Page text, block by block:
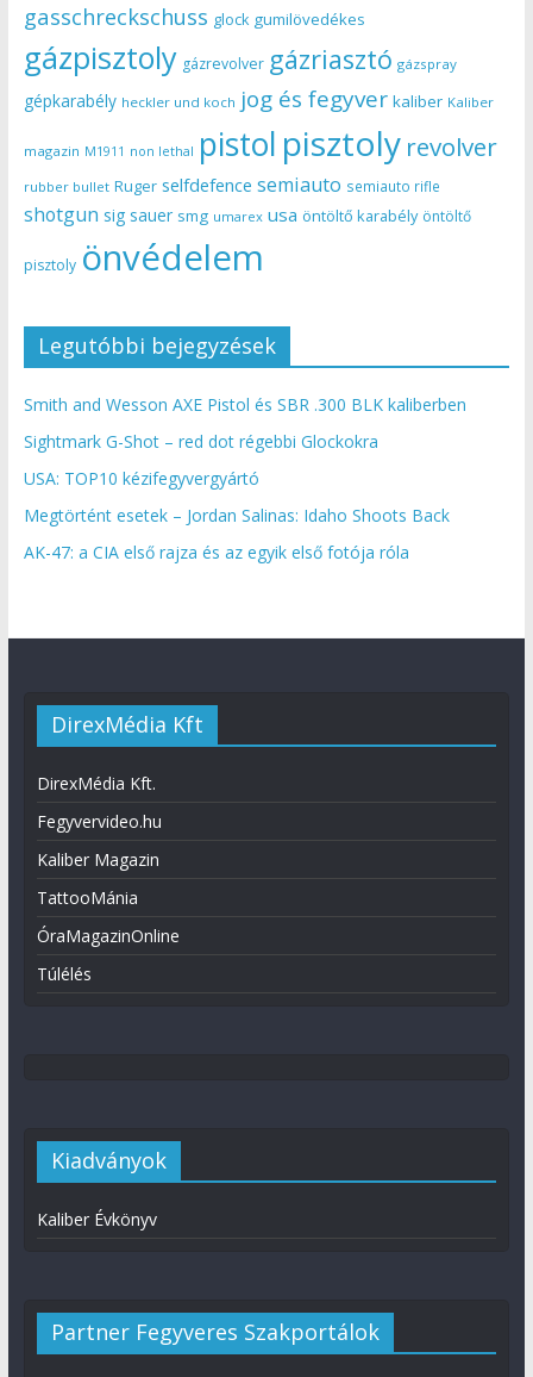
gasschreckschuss glock gumilövedékes
gázpisztoly gázrevolver gázriasztó gázspray
gépkarabély heckler und koch jog és fegyver kaliber Kaliber
magazin M1911 non lethal pistol pisztoly revolver
rubber bullet Ruger selfdefence semiauto semiauto rifle
shotgun sig sauer smg umarex usa öntöltő karabély öntöltő
pisztoly önvédelem
Legutóbbi bejegyzések
Smith and Wesson AXE Pistol és SBR .300 BLK kaliberben
Sightmark G-Shot – red dot régebbi Glockokra
USA: TOP10 kézifegyvergyártó
Megtörtént esetek – Jordan Salinas: Idaho Shoots Back
AK-47: a CIA első rajza és az egyik első fotója róla
DirexMédia Kft
DirexMédia Kft.
Fegyvervideo.hu
Kaliber Magazin
TattooMánia
ÓraMagazinOnline
Túlélés
Kiadványok
Kaliber Évkönyv
Partner Fegyveres Szakportálok